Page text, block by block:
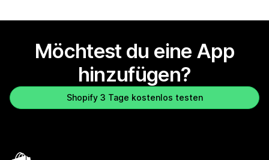
Möchtest du eine App
hinzufügen?
Shopify 3 Tage kostenlos testen